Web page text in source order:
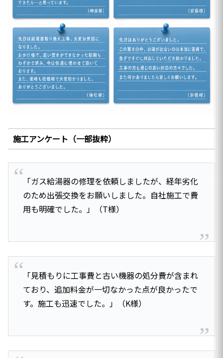
施工アンケート（一部抜粋）
「ガス給湯器の修理を依頼しましたが、経年劣化
のため出張交換をお願いしました。自社施工で費
用も明確でした。」（T様）
「見積もりに工事費と古い機器の処分費が含まれ
ており、追加料金が一切なかった点が良かったで
す。施工も迅速でした。」（K様）